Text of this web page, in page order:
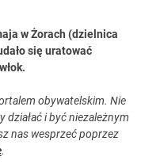
w Żorach (dzielnica
się uratować
obywatelskim. Nie
działać i być niezależnym
nas wesprzeć poprzez
.